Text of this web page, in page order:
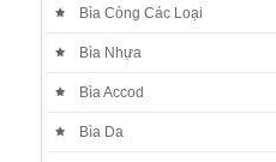
Bìa Còng Các Loại
Bìa Nhựa
Bìa Accod
Bìa Da